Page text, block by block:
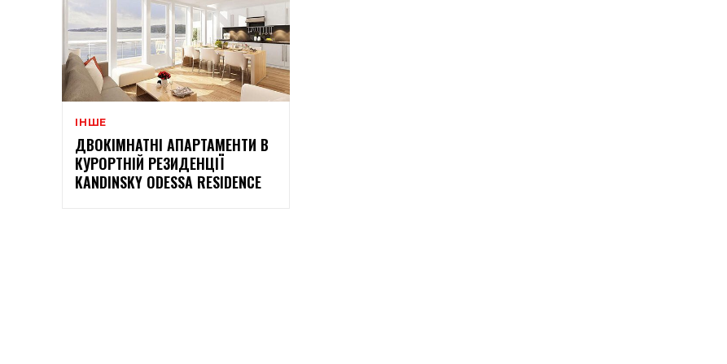
ІНШЕ
ДВОКІМНАТНІ АПАРТАМЕНТИ В
КУРОРТНІЙ РЕЗИДЕНЦІЇ
KANDINSKY ODESSA RESIDENCE